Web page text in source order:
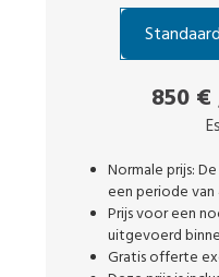
Standaard
850 €
Normale prijs:
een periode
Prijs voor een
uitgevoerd
Gratis offerte